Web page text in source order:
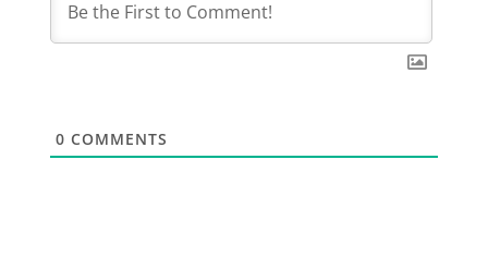
0 COMMENTS